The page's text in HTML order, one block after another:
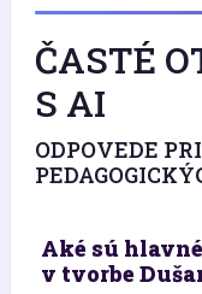
ČASTÉ
S AI
ODPOVEDE
Aké sú
v tvorbe